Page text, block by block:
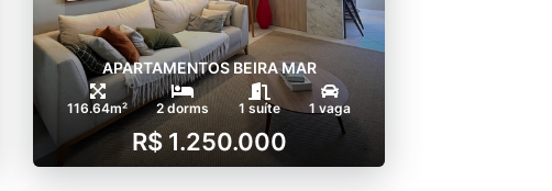
APARTAMENTOS BEIRA MAR
116.64m² 2 dorms 1 suíte 1 vaga
R$ 1.250.000